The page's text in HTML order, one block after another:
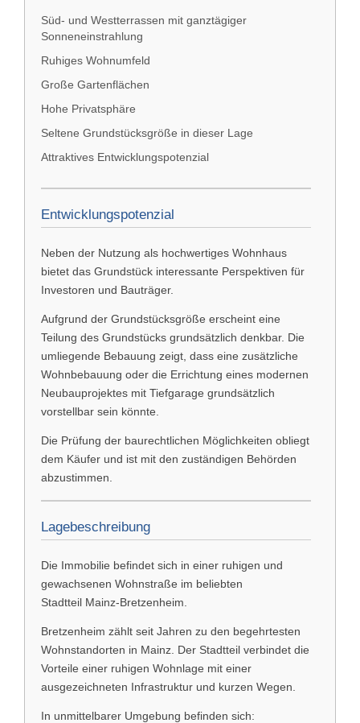
Süd- und Westterrassen mit ganztägiger
Sonneneinstrahlung
Ruhiges Wohnumfeld
Große Gartenflächen
Hohe Privatsphäre
Seltene Grundstücksgröße in dieser Lage
Attraktives Entwicklungspotenzial
Entwicklungspotenzial
Neben der Nutzung als hochwertiges Wohnhaus
bietet das Grundstück interessante Perspektiven für
Investoren und Bauträger.
Aufgrund der Grundstücksgröße erscheint eine
Teilung des Grundstücks grundsätzlich denkbar. Die
umliegende Bebauung zeigt, dass eine zusätzliche
Wohnbebauung oder die Errichtung eines modernen
Neubauprojektes mit Tiefgarage grundsätzlich
vorstellbar sein könnte.
Die Prüfung der baurechtlichen Möglichkeiten obliegt
dem Käufer und ist mit den zuständigen Behörden
abzustimmen.
Lagebeschreibung
Die Immobilie befindet sich in einer ruhigen und
gewachsenen Wohnstraße im beliebten
Stadtteil Mainz-Bretzenheim
Bretzenheim zählt seit Jahren zu den begehrtesten
Wohnstandorten in Mainz. Der Stadtteil verbindet die
Vorteile einer ruhigen Wohnlage mit einer
ausgezeichneten Infrastruktur und kurzen Wegen.
In unmittelbarer Umgebung befinden sich: